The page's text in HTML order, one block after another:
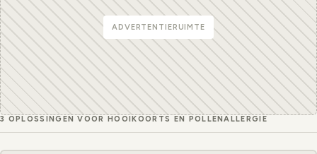
ADVERTENTIERUIMTE
3 OPLOSSINGEN VOOR HOOIKOORTS EN POLLENALLERGIE